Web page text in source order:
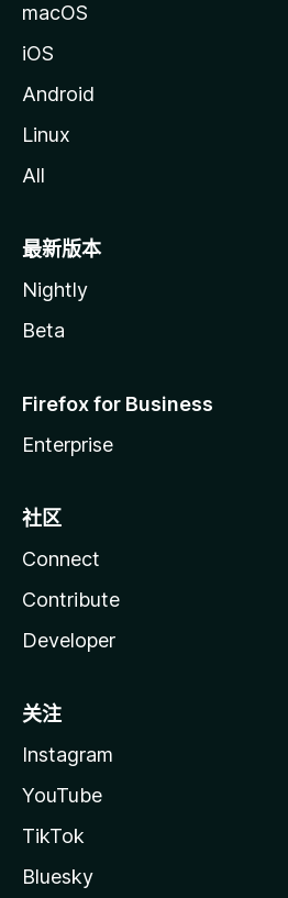
macOS
iOS
Android
Linux
All
最新版本
Nightly
Beta
Firefox for Business
Enterprise
社区
Connect
Contribute
Developer
关注
Instagram
YouTube
TikTok
Bluesky